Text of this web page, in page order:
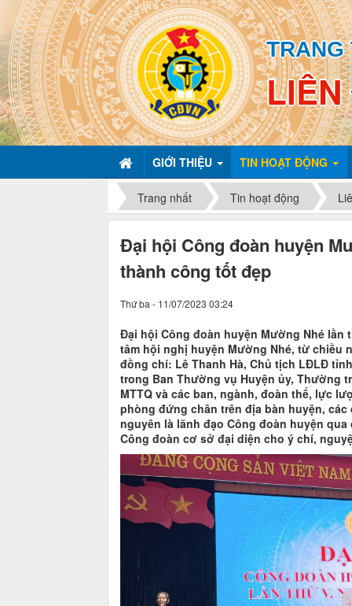
TRANG
GIỚI THIỆU TIN HOẠT ĐỘNG
Trang nhất Tin hoạt động
Đại hội Công đoàn huyện
thành công tốt đẹp
Thứ ba - 11/07/2023 03:24
Đại hội Công đoàn huyện Mường Nhé lần
tâm hội nghị huyện Mường Nhé, từ chiều
đồng chí: Lê Thanh Hà, Chủ tịch LĐLĐ
trong Ban Thường vụ Huyện ủy, Thường
MTTQ và các ban, ngành, đoàn thể, lực
phòng đứng chân trên địa bàn huyện,
nguyên là lãnh đạo Công đoàn huyện
Công đoàn cơ sở đại diện cho ý chí,